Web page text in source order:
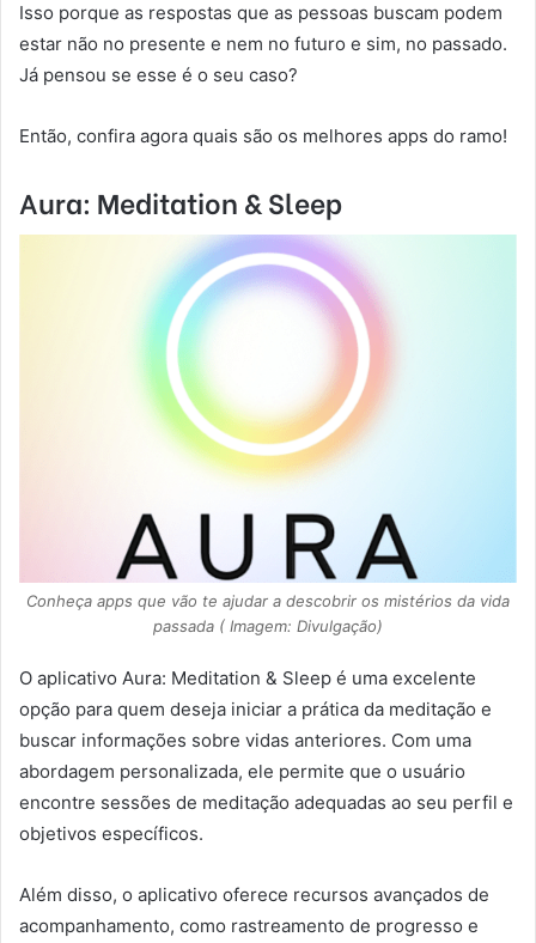
Isso porque as respostas que as pessoas buscam podem
estar não no presente e nem no futuro e sim, no passado.
Já pensou se esse é o seu caso?
Então, confira agora quais são os melhores apps do ramo!
Aura: Meditation & Sleep
Conheça apps que vão te ajudar a descobrir os mistérios da vida
passada ( Imagem: Divulgação)
O aplicativo Aura: Meditation & Sleep é uma excelente
opção para quem deseja iniciar a prática da meditação e
buscar informações sobre vidas anteriores. Com uma
abordagem personalizada, ele permite que o usuário
encontre sessões de meditação adequadas ao seu perfil e
objetivos específicos.
Além disso, o aplicativo oferece recursos avançados de
acompanhamento, como rastreamento de progresso e